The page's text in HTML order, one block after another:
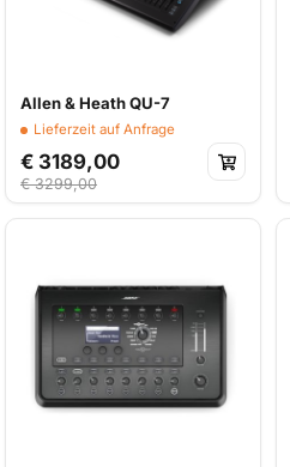
Allen & Heath QU-7
Lieferzeit auf Anfrage
€ 3189,00
€ 3299,00